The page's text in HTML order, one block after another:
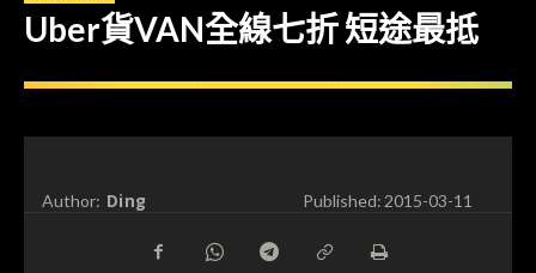
Uber貨VAN全線七折 短途最抵
Author: Ding Published:2015-03-11